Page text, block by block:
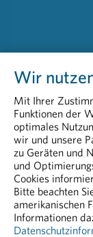
Wir
Mit Ihrer
Funktionen der
optimales
wir und unsere
zu Geräten und
und
Cookies
Bitte beachten
amerikanischen
Informationen